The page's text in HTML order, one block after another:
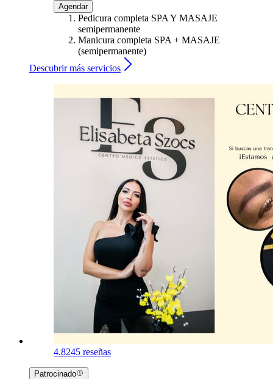
Agendar
Pedicura completa SPA Y MASAJE
semipermanente
Manicura completa SPA + MASAJE
(semipermanente)
Descubrir más servicios
4.8245 reseñas
Patrocinado